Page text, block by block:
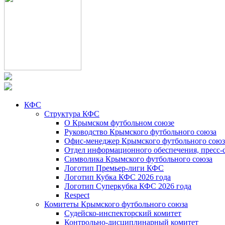
КФС
Структура КФС
О Крымском футбольном союзе
Руководство Крымского футбольного союза
Офис-менеджер Крымского футбольного
Отдел информационного обеспечения, пресс-
Символика Крымского футбольного союза
Логотип Премьер-лиги КФС
Логотип Кубка КФС 2026 года
Логотип Суперкубка КФС 2026 года
Respect
Комитеты Крымского футбольного союза
Судейско-инспекторский комитет
Контрольно-дисциплинарный комитет